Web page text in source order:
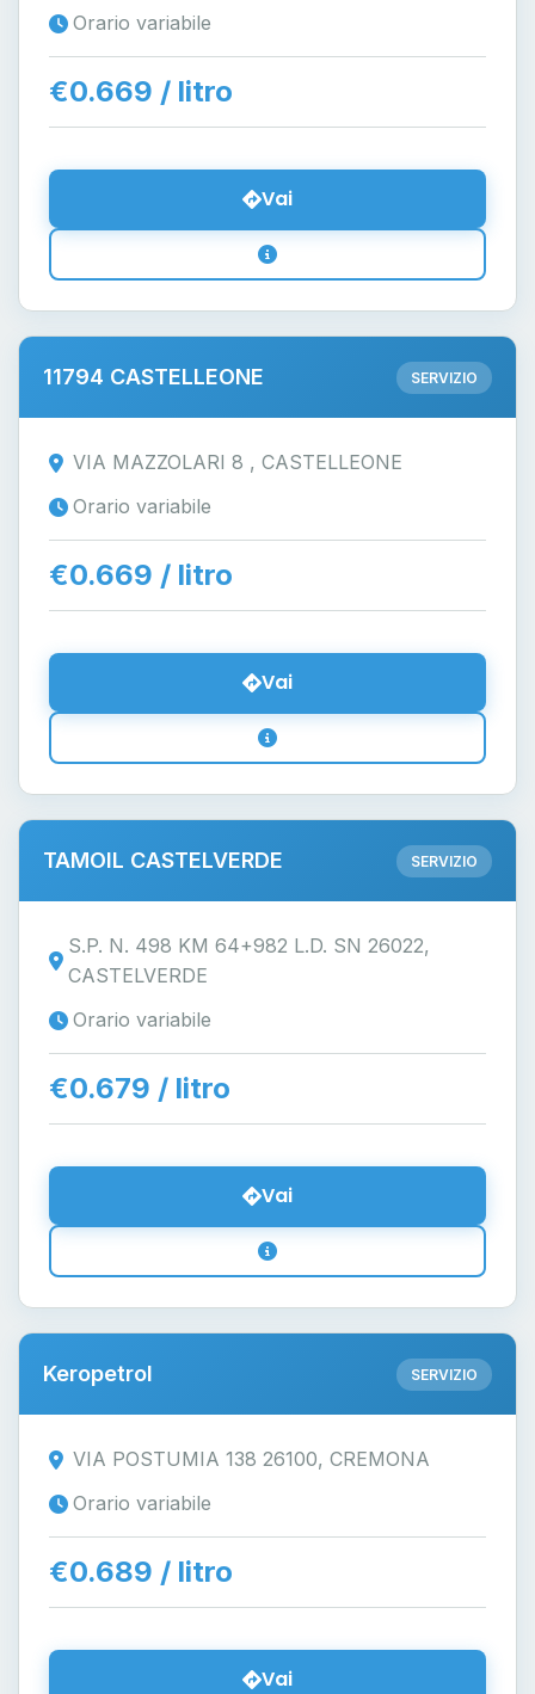
Orario variabile
€0.669 / litro
Vai
11794 CASTELLEONE SERVIZIO
VIA MAZZOLARI 8 , CASTELLEONE
Orario variabile
€0.669 / litro
Vai
TAMOIL CASTELVERDE SERVIZIO
S.P. N. 498 KM 64+982 L.D. SN 26022,
CASTELVERDE
Orario variabile
€0.679 / litro
Vai
Keropetrol SERVIZIO
VIA POSTUMIA 138 26100, CREMONA
Orario variabile
€0.689 / litro
Vai